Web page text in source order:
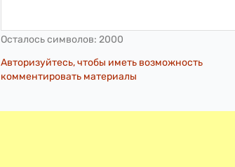
Осталось символов: 2000
Авторизуйтесь, чтобы иметь возможность
комментировать материалы